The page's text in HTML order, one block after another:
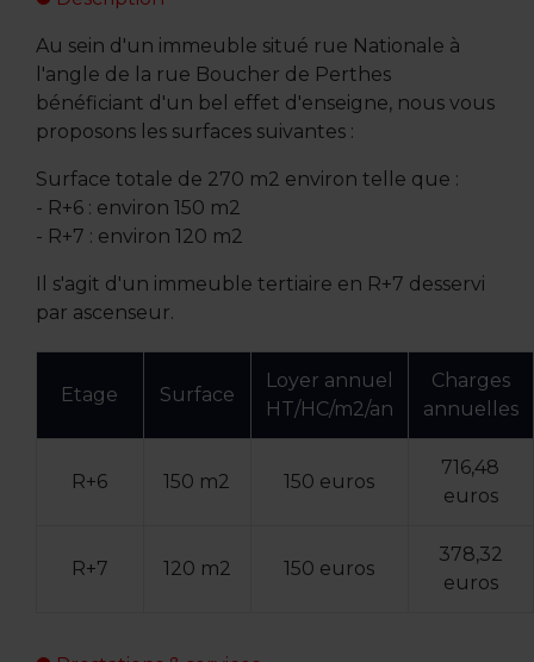
Au sein d'un immeuble situé rue Nationale à
l'angle de la rue Boucher de Perthes
bénéficiant d'un bel effet d'enseigne, nous vous
proposons les surfaces suivantes :
Surface totale de 270 m2 environ telle que :
- R+6 : environ 150 m2
- R+7 : environ 120 m2
Il s'agit d'un immeuble tertiaire en R+7 desservi
par ascenseur.
Etage Surface
Loyer annuel
HT/HC/m2/an
Charges
annuelles
R+6 150 m2 150 euros
716,48
euros
R+7 120 m2 150 euros
378,32
euros